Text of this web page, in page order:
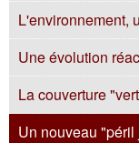
L'environnement,
Une évolution
La couverture
Un nouveau "péril